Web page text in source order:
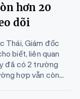
hơn 20
dõi
Thái, Giám đốc
biết, liên quan
đã có 2 trường
hợp vẫn còn...